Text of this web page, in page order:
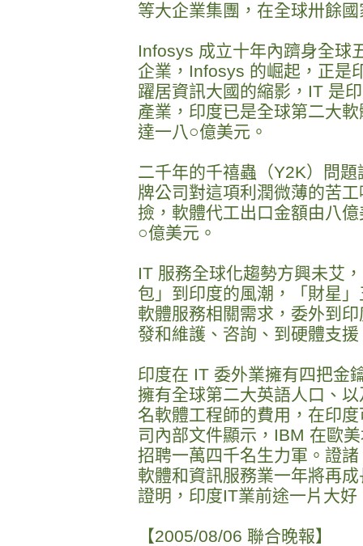
等大企業集團，在全球卅餘
Infosys 成立十年內躋身全球
企業，Infosys 的崛起，正是
躍居資訊大國的縮影，IT 是
產業，印度已是全球第二大
達一八○億美元。
二千年的千禧蟲（Y2K）問
牌公司對這項利潤微薄的苦
撿，軟體代工出口金額由八
○億美元。
IT 服務全球化趨勢方興未艾
包」到印度的風潮，「財星
軟體服務相關需求，委外到
發和維護、咨詢、到硬體支
印度在 IT 委外業擁有四把金
擁有全球第二大英語人口、
名軟體工程師的費用，在印
司內部文件顯示，IBM 在歐
招聘一萬四千名生力軍。證
軟體和資訊服務業一年將再
證明，印度IT業前途一片大好
【2005/08/06 聯合晚報】